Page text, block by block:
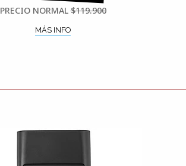
PRECIO NORMAL$119.900
MÁS INFO